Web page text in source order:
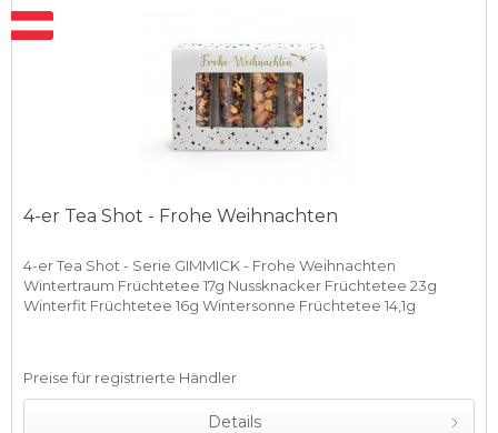
4-er Tea Shot - Frohe Weihnachten
4-er Tea Shot - Serie GIMMICK - Frohe Weihnachten
Wintertraum Früchtetee 17g Nussknacker Früchtetee 23g
Winterfit Früchtetee 16g Wintersonne Früchtetee 14,1g
Preise für registrierte Händler
Details